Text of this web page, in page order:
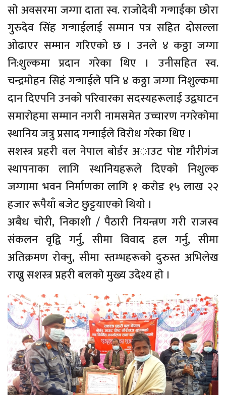
साे अवसरमा जग्गा दाता स्व. राजाेदेवी गन्गाईका छाेरा
गुरुदेव सिंह गन्गाईलाई सम्मान पत्र सहित दोसल्ला
ओढाएर सम्मान गरिएको छ ‌। उनले ४ कठ्ठा जग्गा
नि:शुल्कमा प्रदान गरेका थिए । उनीसहित स्व.
चन्द्रमाेहन सिहं गन्गाईले पनि ४ कठ्ठा जग्गा निशुल्कमा
दान दिएपनि उनकाे परिवारका सदस्यहरूलाई उद्वघाटन
समाराेहमा सम्मान नगरी नामसमेत उच्चारण नगरेकाेमा
स्थानिय जत्रु प्रसाद गन्गाईले विराेध गरेका थिए ।
सशस्त्र प्रहरी वल नेपाल बाेर्डर अाउट पाेष्ट गाैरीगंज
स्थापनाका लागि स्थानियहरूले दिएकाे निशुल्क
जग्गामा भवन निर्माणका लागि १ कराेड १५ लाख २२
हजार रूपैयाँ बजेट छुट्टयाएकाे थियाे ।
अबैध चाेरी, निकाशी / पैठारी नियन्त्रण गरी राजस्व
संकलन वृद्वि गर्नु, सीमा विवाद हल गर्नु, सीमा
अतिक्रमण राेक्नु, सीमा स्तम्भहरूकाे दुरुस्त अभिलेख
राख्नु सशस्त्र प्रहरी बलकाे मुख्य उदेश्य हाे ।